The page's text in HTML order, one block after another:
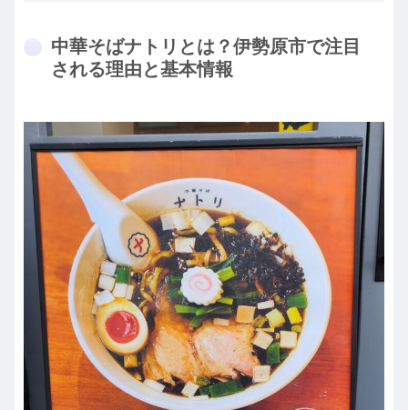
中華そばナトリとは？伊勢原市で注目
される理由と基本情報